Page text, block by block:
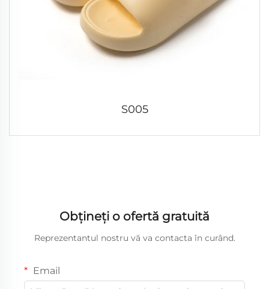
S005
Obțineți o ofertă gratuită
Reprezentantul nostru vă va contacta în curând.
Email